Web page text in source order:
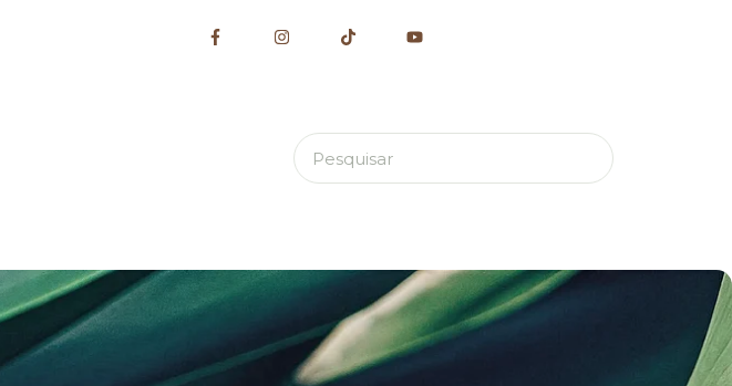
Este é um campo de pesquisa com recurso de